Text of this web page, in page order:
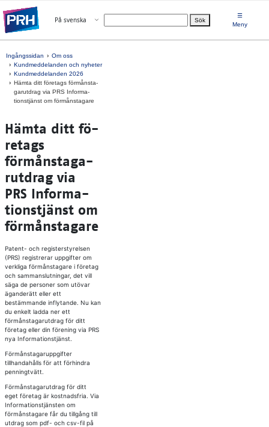
Välj språk
På svenska Öppna menyn Sök
☰
Meny
Ingångssidan
Om oss
Kundmeddelanden och nyheter
Kundmeddelanden 2026
Häm­ta ditt fö­re­tags förmåns­ta­
ga­rut­drag via PRS In­for­ma­
tionst­jänst om förmåns­ta­ga­re
Häm­ta ditt fö­
re­tags
förmåns­ta­ga­
rut­drag via
PRS In­for­ma­
tionst­jänst om
förmåns­ta­ga­re
Patent- och registerstyrelsen
(PRS) registrerar uppgifter om
verkliga förmånstagare i företag
och sammanslutningar, det vill
säga de personer som utövar
äganderätt eller ett
bestämmande inflytande. Nu kan
du enkelt ladda ner ett
förmånstagarutdrag för ditt
företag eller din förening via PRS
nya Informationstjänst.
Förmånstagaruppgifter
tillhandahålls för att förhindra
penningtvätt.
Förmånstagarutdrag för ditt
eget företag är kostnadsfria. Via
Informationstjänsten om
förmånstagare får du tillgång till
utdrag som pdf- och csv-fil på